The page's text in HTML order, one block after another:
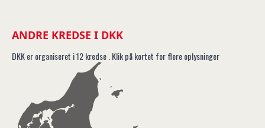
ANDRE KREDSE I DKK
DKK er organiseret i 12 kredse . Klik på kortet for flere oplysninger